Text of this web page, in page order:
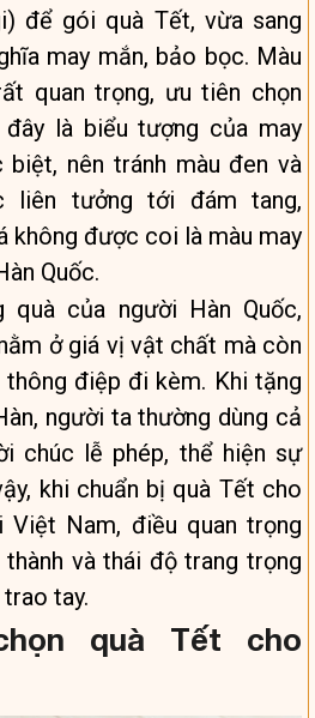
để gói quà Tết, vừa sang
may mắn, bảo bọc. Màu
quan trọng, ưu tiên chọn
là biểu tượng của may
nên tránh màu đen và
liên tưởng tới đám tang,
không được coi là màu may
Quốc.
quà của người Hàn Quốc,
ở giá vị vật chất mà còn
điệp đi kèm. Khi tặng
người ta thường dùng cả
chúc lễ phép, thể hiện sự
khi chuẩn bị quà Tết cho
Việt Nam, điều quan trọng
và thái độ trang trọng
tay.
quà Tết cho